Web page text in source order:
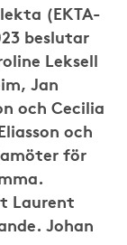
(EKTA-
beslutar
Leksell
Jan
och Cecilia
och
för
Laurent
Johan